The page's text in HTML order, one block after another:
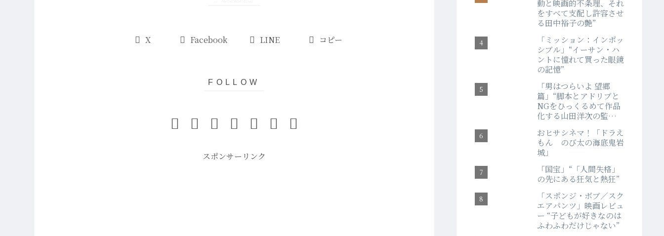
X Facebook LINE コピー
スポンサーリンク
動と映画的不条理、それ
をすべて支配し許容させ
る田中裕子の艶”
「ミッション：インポッ
シブル」“イーサン・ハ
ントに憧れて買った眼鏡
の記憶”
「男はつらいよ 望郷
篇」“脚本とアドリブと
NGをひっくるめて作品
化する山田洋次の監督
おヒサシネマ！「ドラえ
もん のび太の海底鬼岩
城」
「国宝」“「人間失格」
の先にある狂気と熱狂”
「スポンジ・ボブ／スク
エアパンツ」映画レビュ
ー “子どもが好きなのは
ふわふわだけじゃない”